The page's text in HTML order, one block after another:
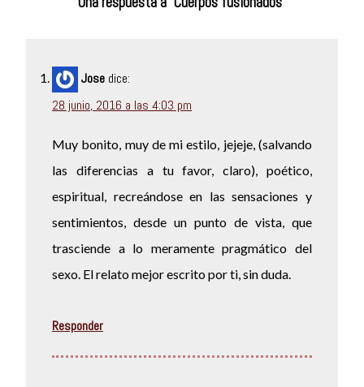
Jose dice:
28 junio, 2016 a las 4:03 pm
Muy bonito, muy de mi estilo, jejeje, (salvando
las diferencias a tu favor, claro), poético,
espiritual, recreándose en las sensaciones y
sentimientos, desde un punto de vista, que
trasciende a lo meramente pragmático del
sexo. El relato mejor escrito por ti, sin duda.
Responder